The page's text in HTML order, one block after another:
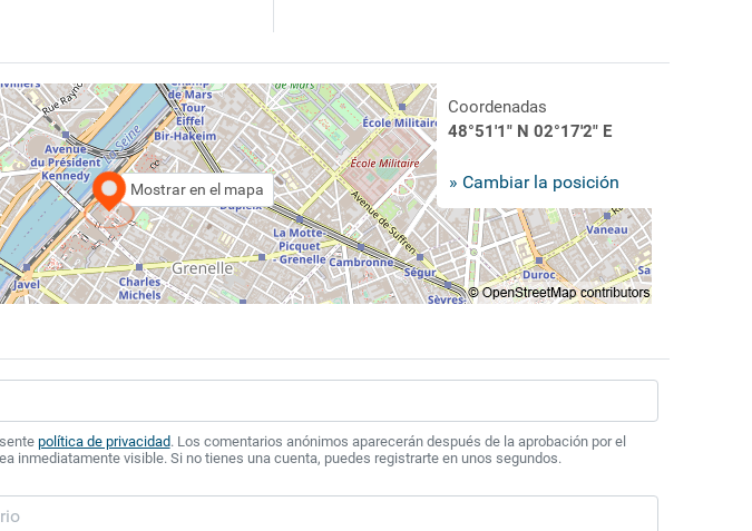
Mostrar en el mapa
Coordenadas
48°51'1" N 02°17'2" E
» Cambiar la posición
política de privacidad. Los comentarios anónimos aparecerán después de la aprobación por el
inmediatamente visible. Si no tienes una cuenta, puedes registrarte en unos segundos.